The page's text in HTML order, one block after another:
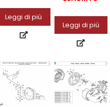
Leggi di più
Leggi di più